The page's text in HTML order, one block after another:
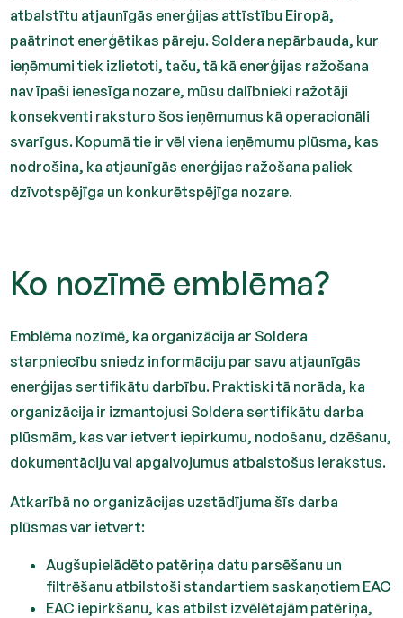
atbalstītu atjaunīgās enerģijas attīstību Eiropā,
paātrinot enerģētikas pāreju. Soldera nepārbauda, kur
ieņēmumi tiek izlietoti, taču, tā kā enerģijas ražošana
nav īpaši ienesīga nozare, mūsu dalībnieki ražotāji
konsekventi raksturo šos ieņēmumus kā operacionāli
svarīgus. Kopumā tie ir vēl viena ieņēmumu plūsma, kas
nodrošina, ka atjaunīgās enerģijas ražošana paliek
dzīvotspējīga un konkurētspējīga nozare.
Ko nozīmē emblēma?
Emblēma nozīmē, ka organizācija ar Soldera
starpniecību sniedz informāciju par savu atjaunīgās
enerģijas sertifikātu darbību. Praktiski tā norāda, ka
organizācija ir izmantojusi Soldera sertifikātu darba
plūsmām, kas var ietvert iepirkumu, nodošanu, dzēšanu,
dokumentāciju vai apgalvojumus atbalstošus ierakstus.
Atkarībā no organizācijas uzstādījuma šīs darba
plūsmas var ietvert:
Augšupielādēto patēriņa datu parsēšanu un
filtrēšanu atbilstoši standartiem saskaņotiem EAC
EAC iepirkšanu, kas atbilst izvēlētajām patēriņa,